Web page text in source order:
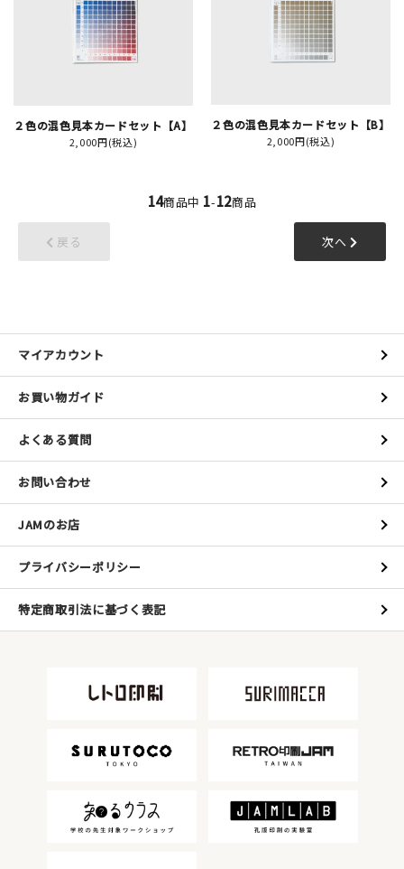
２色の混色見本カードセット【A】
2,000円(税込)
２色の混色見本カードセット【B】
2,000円(税込)
14商品中 1-12商品
戻る 次へ
マイアカウント
お買い物ガイド
よくある質問
お問い合わせ
JAMのお店
プライバシーポリシー
特定商取引法に基づく表記